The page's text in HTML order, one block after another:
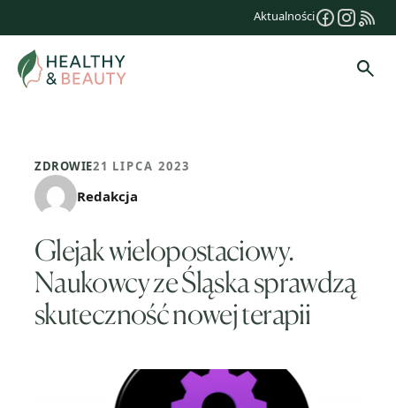
treści
Aktualności
ZDROWIE21 LIPCA 2023
Redakcja
Glejak wielopostaciowy.
Naukowcy ze Śląska sprawdzą
skuteczność nowej terapii